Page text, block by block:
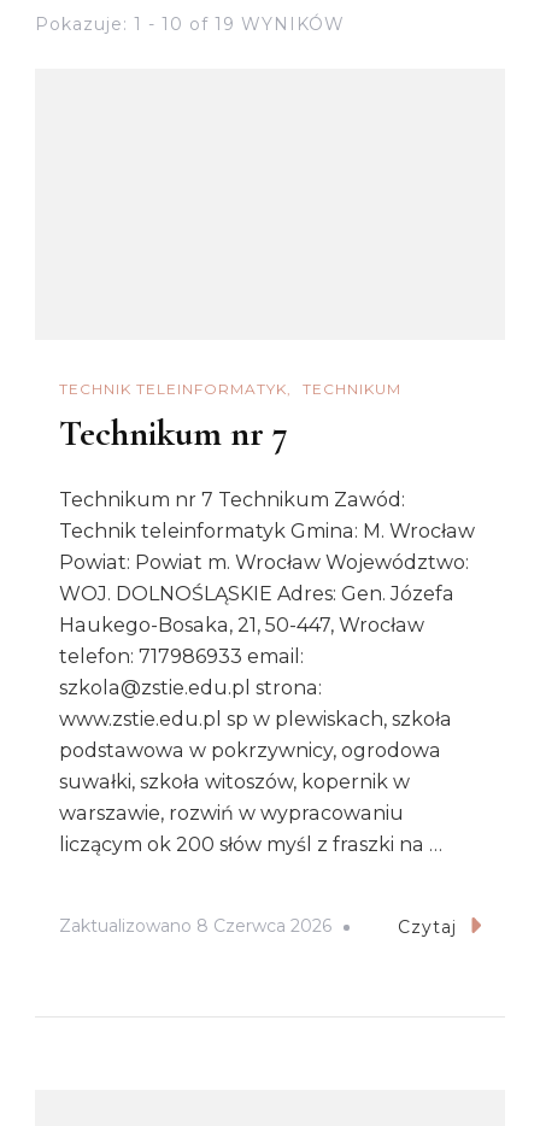
Pokazuje: 1 - 10 of 19 WYNIKÓW
TECHNIK TELEINFORMATYK TECHNIKUM
Technikum nr 7
Technikum nr 7 Technikum Zawód:
Technik teleinformatyk Gmina: M. Wrocław
Powiat: Powiat m. Wrocław Województwo:
WOJ. DOLNOŚLĄSKIE Adres: Gen. Józefa
Haukego-Bosaka, 21, 50-447, Wrocław
telefon: 717986933 email:
szkola@zstie.edu.pl strona:
www.zstie.edu.pl sp w plewiskach, szkoła
podstawowa w pokrzywnicy, ogrodowa
suwałki, szkoła witoszów, kopernik w
warszawie, rozwiń w wypracowaniu
liczącym ok 200 słów myśl z fraszki na …
Zaktualizowano 8 Czerwca 2026 Czytaj